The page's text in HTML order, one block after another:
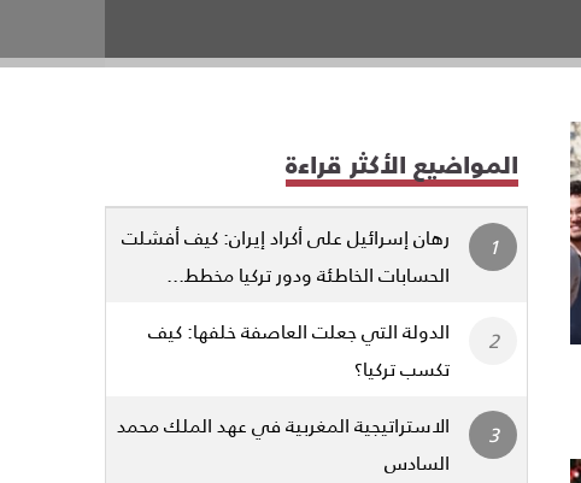
المواضيع الأكثر قراءة
رهان إسرائيل على أكراد إيران: كيف أفشلت
الحسابات الخاطئة ودور تركيا مخطط...
الدولة التي جعلت العاصفة خلفها: كيف
تكسب تركيا؟
الاستراتيجية المغربية في عهد الملك محمد
السادس